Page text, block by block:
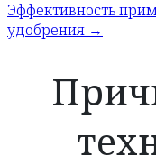
Эффективность
удобрения →